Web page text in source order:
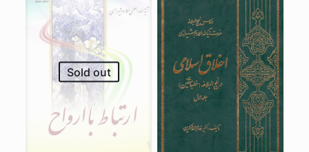
Sold out